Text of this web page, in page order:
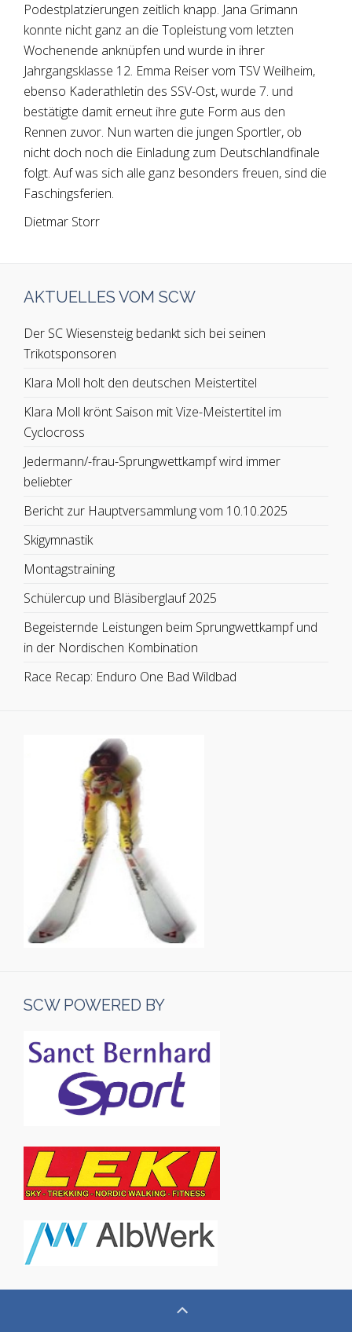
Podestplatzierungen zeitlich knapp. Jana Grimann
konnte nicht ganz an die Topleistung vom letzten
Wochenende anknüpfen und wurde in ihrer
Jahrgangsklasse 12. Emma Reiser vom TSV Weilheim,
ebenso Kaderathletin des SSV-Ost, wurde 7. und
bestätigte damit erneut ihre gute Form aus den
Rennen zuvor. Nun warten die jungen Sportler, ob
nicht doch noch die Einladung zum Deutschlandfinale
folgt. Auf was sich alle ganz besonders freuen, sind die
Faschingsferien.
Dietmar Storr
AKTUELLES VOM SCW
Der SC Wiesensteig bedankt sich bei seinen
Trikotsponsoren
Klara Moll holt den deutschen Meistertitel
Klara Moll krönt Saison mit Vize-Meistertitel im
Cyclocross
Jedermann/-frau-Sprungwettkampf wird immer
beliebter
Bericht zur Hauptversammlung vom 10.10.2025
Skigymnastik
Montagstraining
Schülercup und Bläsiberglauf 2025
Begeisternde Leistungen beim Sprungwettkampf und
in der Nordischen Kombination
Race Recap: Enduro One Bad Wildbad
SCW POWERED BY